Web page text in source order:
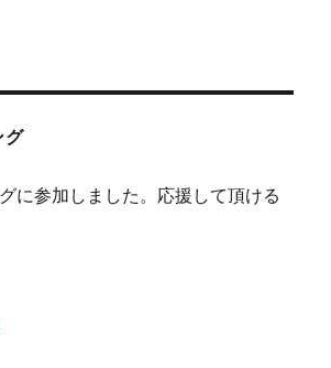
グ
に参加しました。応援して頂ける